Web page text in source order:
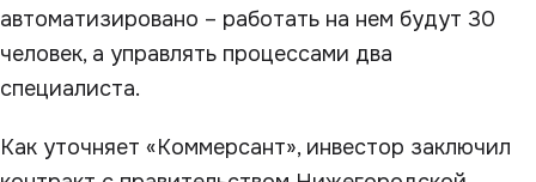
автоматизировано – работать на нем будут 30
человек, а управлять процессами два
специалиста.
Как уточняет «Коммерсант», инвестор заключил